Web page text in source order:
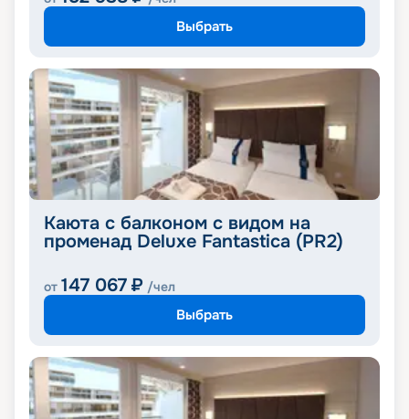
Выбрать
Каюта с балконом с видом на
променад Deluxe Fantastica (PR2)
от 147 067 ₽ /чел
Выбрать